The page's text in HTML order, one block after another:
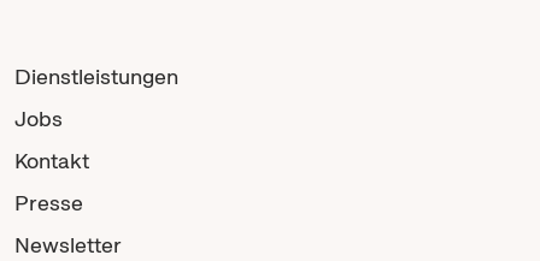
Dienstleistungen
Jobs
Kontakt
Presse
Newsletter